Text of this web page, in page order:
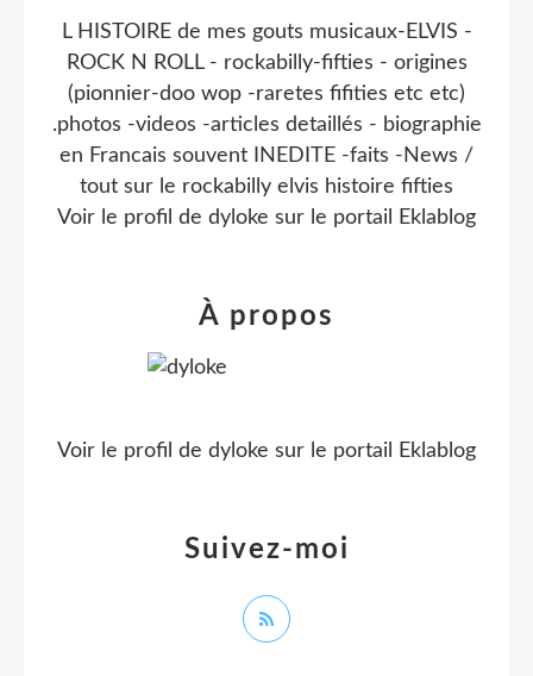
L HISTOIRE de mes gouts musicaux-ELVIS -
ROCK N ROLL - rockabilly-fifties - origines
(pionnier-doo wop -raretes fifities etc etc)
.photos -videos -articles detaillés - biographie
en Francais souvent INEDITE -faits -News /
tout sur le rockabilly elvis histoire fifties
Voir le profil de dyloke sur le portail Eklablog
Suivez-moi
À propos
Voir le profil de dyloke sur le portail Eklablog